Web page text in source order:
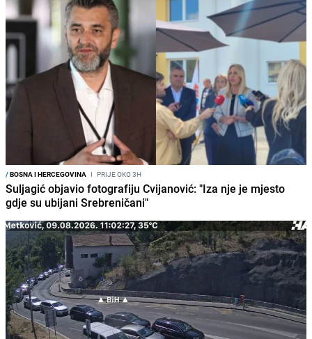
/BOSNA I HERCEGOVINA I PRIJE OKO 3H
Suljagić objavio fotografiju Cvijanović: "Iza nje je mjesto
gdje su ubijani Srebreničani"